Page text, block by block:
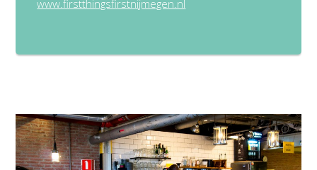
www.firstthingsfirstnijmegen.nl